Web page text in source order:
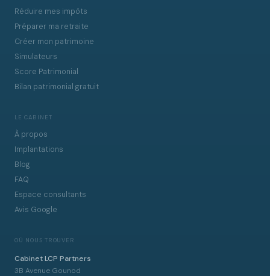
Réduire mes impôts
Préparer ma retraite
Créer mon patrimoine
Simulateurs
Score Patrimonial
Bilan patrimonial gratuit
LE CABINET
À propos
Implantations
Blog
FAQ
Espace consultants
Avis Google
OÙ NOUS TROUVER
Cabinet LCP Partners
3B Avenue Gounod